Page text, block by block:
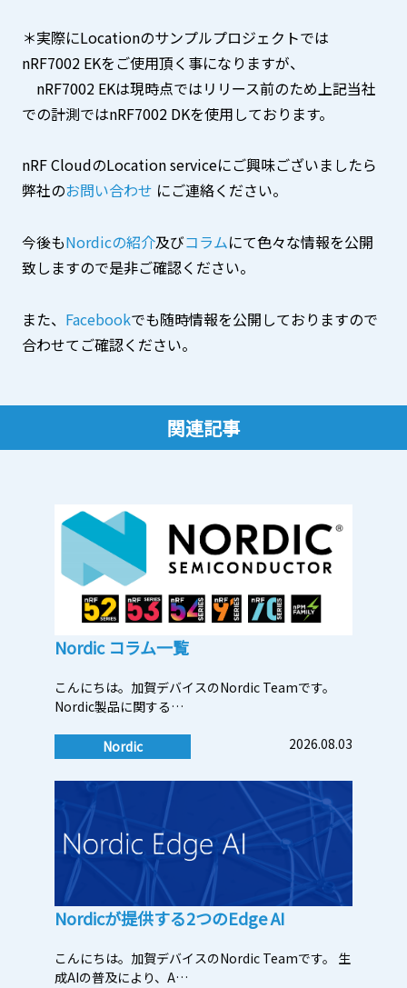
＊実際にLocationのサンプルプロジェクトでは
nRF7002 EKをご使用頂く事になりますが、
nRF7002 EKは現時点ではリリース前のため上記当社
での計測ではnRF7002 DKを使用しております。
nRF CloudのLocation serviceにご興味ございましたら
弊社のお問い合わせ にご連絡ください。
今後もNordicの紹介及びコラムにて色々な情報を公開
致しますので是非ご確認ください。
また、 Facebookでも随時情報を公開しておりますので
合わせてご確認ください。
関連記事
Nordic コラム一覧
こんにちは。加賀デバイスのNordic Teamです。
Nordic製品に関する…
Nordic 2026.08.03
Nordicが提供する2つのEdge AI
こんにちは。加賀デバイスのNordic Teamです。 生
成AIの普及により、A…